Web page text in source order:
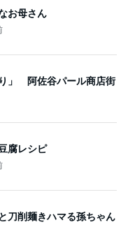
お母さん
」 阿佐谷パール商店街
腐レシピ
刀削麺きハマる孫ちゃん